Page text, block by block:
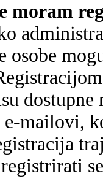
moram
osobe
e-mailovi,